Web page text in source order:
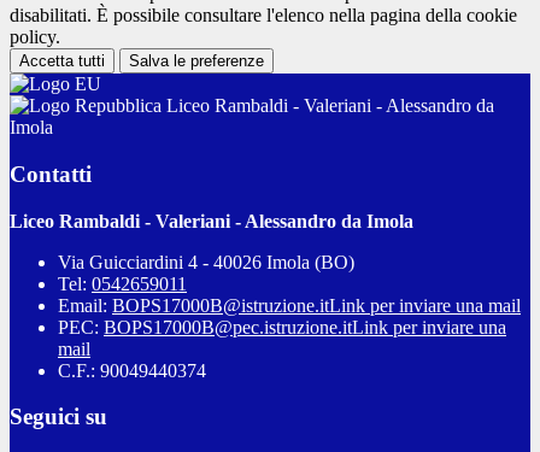
disabilitati. È possibile consultare l'elenco nella pagina della cookie
policy.
Accetta tutti Salva le preferenze
Liceo Rambaldi - Valeriani - Alessandro da
Imola
Contatti
Liceo Rambaldi - Valeriani - Alessandro da Imola
Via Guicciardini 4 - 40026 Imola (BO)
Tel: 0542659011
Email: BOPS17000B@istruzione.itLink per inviare una mail
PEC: BOPS17000B@pec.istruzione.itLink per inviare una
mail
C.F.: 90049440374
Seguici su